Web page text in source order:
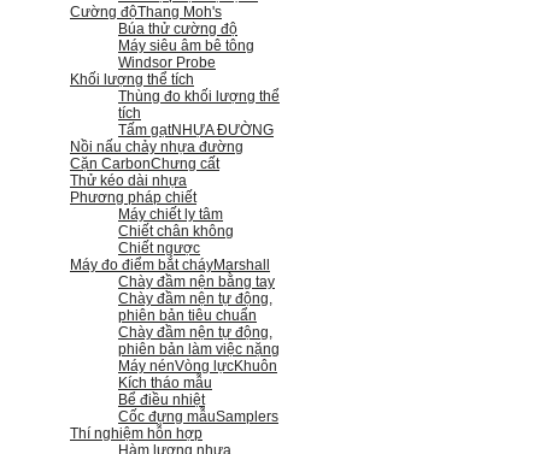
Cường độThang Moh's
Búa thử cường độ
Máy siêu âm bê tông
Windsor Probe
Khối lượng thể tích
Thùng đo khối lượng thể
tích
Tấm gạtNHỰA ĐƯỜNG
Nồi nấu chảy nhựa đường
Cặn CarbonChưng cất
Thử kéo dài nhựa
Phương pháp chiết
Máy chiết ly tâm
Chiết chân không
Chiết ngược
Máy đo điểm bắt cháyMarshall
Chày đầm nện bằng tay
Chày đầm nện tự động,
phiên bản tiêu chuẩn
Chày đầm nện tự động,
phiên bản làm việc nặng
Máy nénVòng lựcKhuôn
Kích tháo mẫu
Bể điều nhiệt
Cốc đựng mẫuSamplers
Thí nghiệm hỗn hợp